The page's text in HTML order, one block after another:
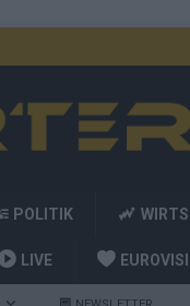
POLITIK
LIVE